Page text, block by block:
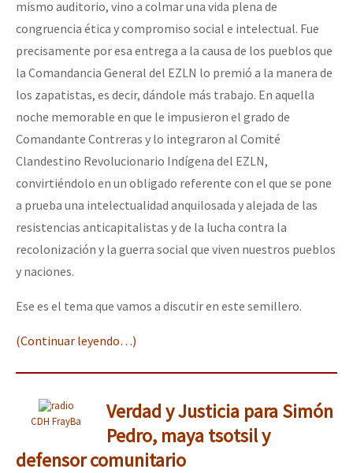
mismo auditorio, vino a colmar una vida plena de
congruencia ética y compromiso social e intelectual. Fue
precisamente por esa entrega a la causa de los pueblos que
la Comandancia General del EZLN lo premió a la manera de
los zapatistas, es decir, dándole más trabajo. En aquella
noche memorable en que le impusieron el grado de
Comandante Contreras y lo integraron al Comité
Clandestino Revolucionario Indígena del EZLN,
convirtiéndolo en un obligado referente con el que se pone
a prueba una intelectualidad anquilosada y alejada de las
resistencias anticapitalistas y de la lucha contra la
recolonización y la guerra social que viven nuestros pueblos
y naciones.
Ese es el tema que vamos a discutir en este semillero.
(Continuar leyendo…)
CDH FrayBa
Verdad y Justicia para Simón
Pedro, maya tsotsil y
defensor comunitario